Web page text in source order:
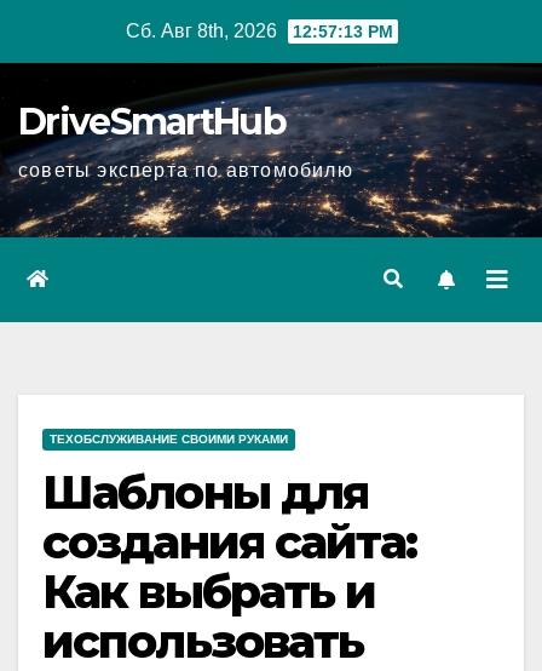
Сб. Авг 8th, 2026 12:57:14 PM
DriveSmartHub
советы эксперта по автомобилю
ТЕХОБСЛУЖИВАНИЕ СВОИМИ РУКАМИ
Шаблоны для
создания сайта:
Как выбрать и
использовать